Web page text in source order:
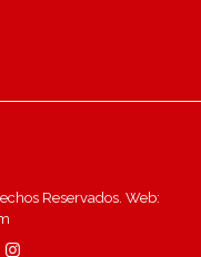
Reservados. Web: